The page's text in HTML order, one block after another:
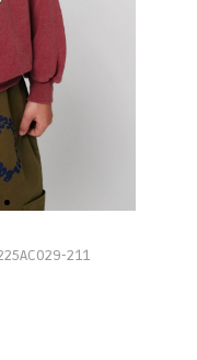
211